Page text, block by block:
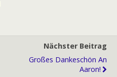
Nächster Beitrag
Großes Dankeschön An
Aaron!